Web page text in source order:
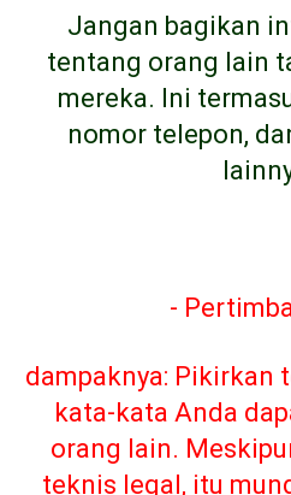
Jangan bagikan
tentang orang lain
mereka. Ini
nomor telepon,
-
dampaknya: Pikirkan
kata-kata Anda
orang lain.
teknis legal, itu